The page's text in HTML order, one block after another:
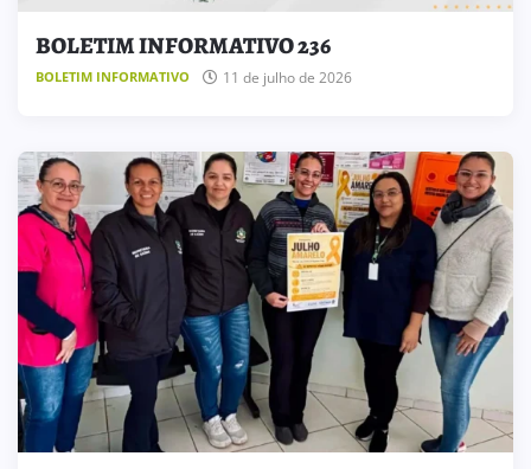
BOLETIM INFORMATIVO 236
BOLETIM INFORMATIVO 11 de julho de 2026